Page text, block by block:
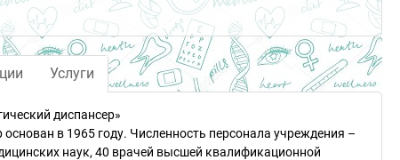
Услуги
диспансер»
в 1965 году. Численность персонала учреждения –
наук, 40 врачей высшей квалификационной